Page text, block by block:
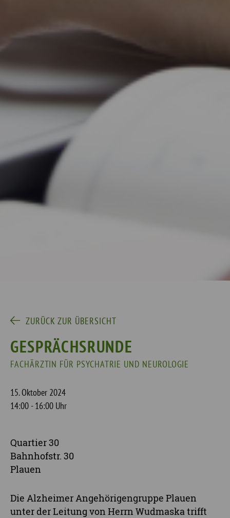
ZURÜCK ZUR ÜBERSICHT
GESPRÄCHSRUNDE
FACHÄRZTIN FÜR PSYCHATRIE UND NEUROLOGIE
15. Oktober 2024
14:00 - 16:00 Uhr
Quartier 30
Bahnhofstr. 30
Plauen
Die Alzheimer Angehörigengruppe Plauen
unter der Leitung von Herrn Wudmaska trifft